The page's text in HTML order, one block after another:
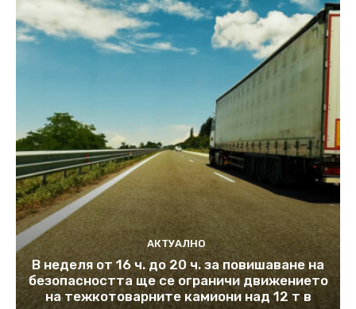
АКТУАЛНО
В неделя от 16 ч. до 20 ч. за повишаване на
безопасността ще се ограничи движението
на тежкотоварните камиони над 12 т в